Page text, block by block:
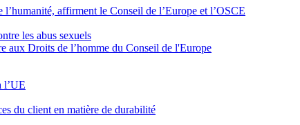
affirment le Conseil de l’Europe et l’OSCE
les abus sexuels
aux Droits de l’homme du Conseil de l'Europe
l’UE
du client en matière de durabilité